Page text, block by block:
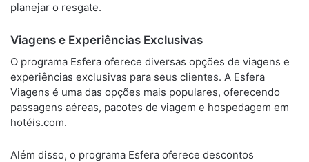
planejar o resgate.
Viagens e Experiências Exclusivas
O programa Esfera oferece diversas opções de viagens e
experiências exclusivas para seus clientes. A Esfera
Viagens é uma das opções mais populares, oferecendo
passagens aéreas, pacotes de viagem e hospedagem em
hotéis.com.
Além disso, o programa Esfera oferece descontos